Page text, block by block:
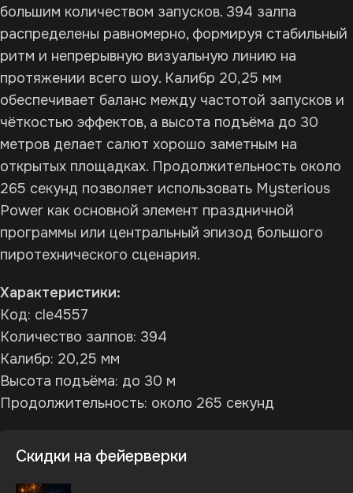
большим количеством запусков. 394 залпа
распределены равномерно, формируя стабильный
ритм и непрерывную визуальную линию на
протяжении всего шоу. Калибр 20,25 мм
обеспечивает баланс между частотой запусков и
чёткостью эффектов, а высота подъёма до 30
метров делает салют хорошо заметным на
открытых площадках. Продолжительность около
265 секунд позволяет использовать Mysterious
Power как основной элемент праздничной
программы или центральный эпизод большого
пиротехнического сценария.
Характеристики:
Код: cle4557
Количество залпов: 394
Калибр: 20,25 мм
Высота подъёма: до 30 м
Продолжительность: около 265 секунд
Скидки на фейерверки